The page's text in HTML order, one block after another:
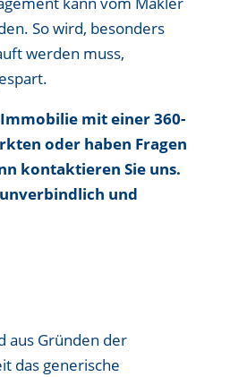
So wird, besonders
werden muss,
mit einer 360-
oder haben Fragen
kontaktieren Sie uns.
und
aus Gründen der
das generische